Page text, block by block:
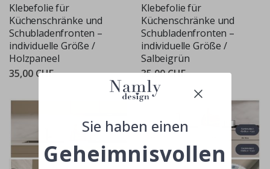
Klebefolie für
Küchenschränke und
Schubladenfronten –
individuelle Größe /
Holzpaneel
35,00 CHF
Klebefolie für
Küchenschränke und
Schubladenfronten –
individuelle Größe /
Salbeigrün
35,00 CHF
Sie haben einen
Geheimnisvollen